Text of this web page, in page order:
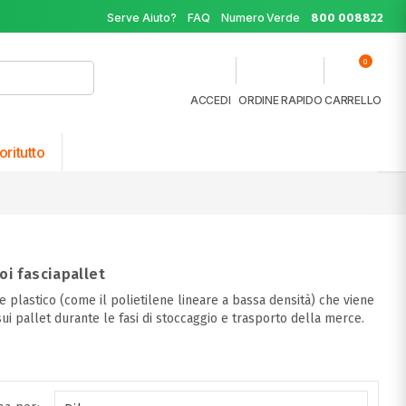
Serve Aiuto? FAQ Numero Verde 800 008822
0
CARRELLO
ORDINE RAPIDO
ACCEDI
fasciapallet
(come il polietilene lineare a bassa densità) che viene
pallet durante le fasi di stoccaggio e trasporto della merce.